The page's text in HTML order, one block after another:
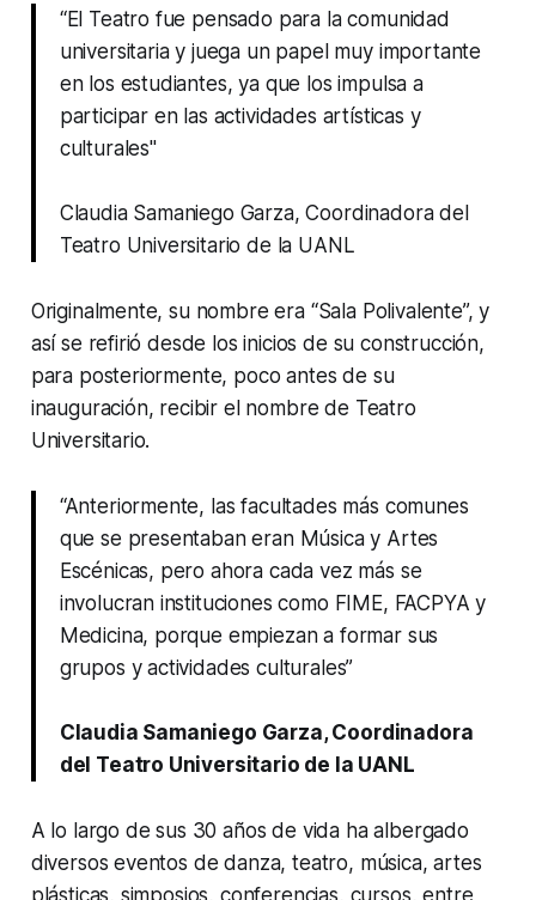
“El Teatro fue pensado para la comunidad
universitaria y juega un papel muy importante
en los estudiantes, ya que los impulsa a
participar en las actividades artísticas y
culturales"
Claudia Samaniego Garza, Coordinadora del
Teatro Universitario de la UANL
Originalmente, su nombre era “Sala Polivalente”, y
así se refirió desde los inicios de su construcción,
para posteriormente, poco antes de su
inauguración, recibir el nombre de Teatro
Universitario.
“Anteriormente, las facultades más comunes
que se presentaban eran Música y Artes
Escénicas, pero ahora cada vez más se
involucran instituciones como FIME, FACPYA y
Medicina, porque empiezan a formar sus
grupos y actividades culturales”
Claudia Samaniego Garza, Coordinadora
del Teatro Universitario de la UANL
A lo largo de sus 30 años de vida ha albergado
diversos eventos de danza, teatro, música, artes
plásticas, simposios, conferencias, cursos, entre